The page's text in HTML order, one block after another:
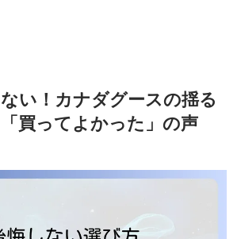
い！カナダグースの揺る
買ってよかった」の声